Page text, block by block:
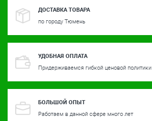
ДОСТАВКА ТОВАРА
по городу Тюмень
УДОБНАЯ ОПЛАТА
Придерживаемся гибкой ценовой политики
БОЛЬШОЙ ОПЫТ
Работаем в данной сфере много лет